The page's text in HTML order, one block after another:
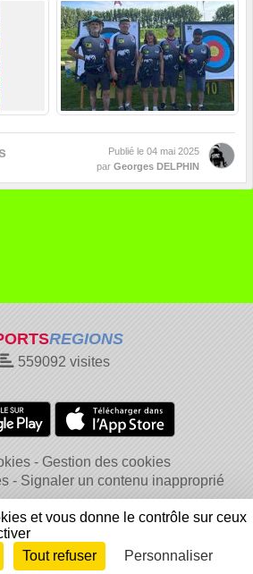
Publié le 04 mai 2025
par Georges DELPHIN
REGIONS
559092 visites
Gestion des cookies
Signaler un contenu inapproprié
Connexion
et vous donne le contrôle sur ceux
Tout refuser Personnaliser